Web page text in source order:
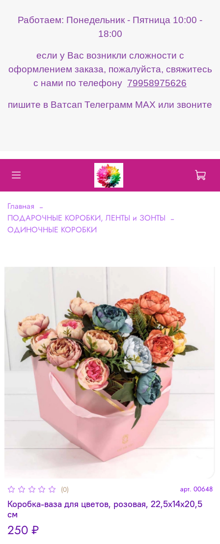
Работаем: Понедельник - Пятница 10:00 -
18:00
если у Вас возникли сложности с
оформлением заказа, пожалуйста, свяжитесь
с нами по телефону 79958975626
пишите в Ватсап Телеграмм МАХ или звоните
Главная
ПОДАРОЧНЫЕ КОРОБКИ, ЛЕНТЫ и ЗОНТЫ
ОДИНОЧНЫЕ КОРОБКИ
(0) арт. 00648
Коробка-ваза для цветов, розовая, 22,5х14х20,5
см
250 ₽